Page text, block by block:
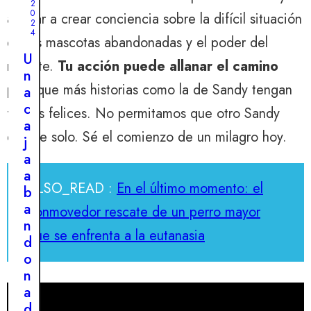
ayudar a crear conciencia sobre la difícil situación
de las mascotas abandonadas y el poder del
rescate. Tu acción puede allanar el camino
para que más historias como la de Sandy tengan
finales felices. No permitamos que otro Sandy
espere solo. Sé el comienzo de un milagro hoy.
ALSO_READ : En el último momento: el
conmovedor rescate de un perro mayor
que se enfrenta a la eutanasia
r
a
d
o
r
r
e
g
r
e
s
o
d
e
u
n
2
0
2
4
U
n
a
c
a
j
a
a
b
a
n
d
o
n
a